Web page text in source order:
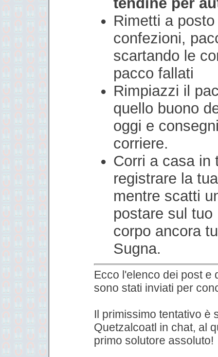
Rimetti a
confezioni,
scartando le
pacco fallati
Rimpiazzi il
quello buono
oggi e
corriere.
Corri a casa in
registrare la
mentre scatti
postare sul
corpo ancora
Sugna.
Ecco l'elenco dei post e
sono stati inviati per
Il primissimo tentativo è
Quetzalcoatl in chat, al
primo solutore assoluto!